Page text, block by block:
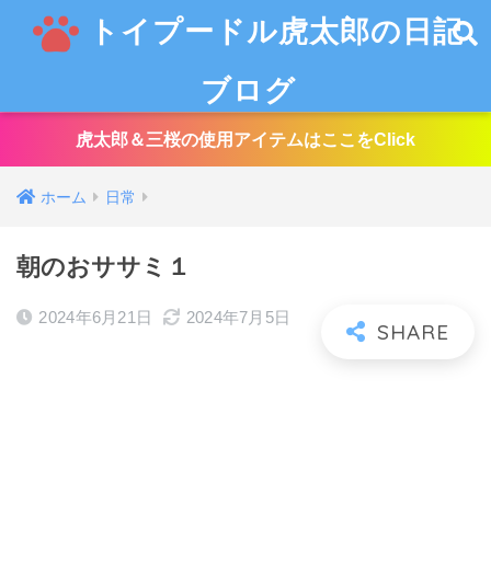
トイプードル虎太郎の日記
ブログ
虎太郎＆三桜の使用アイテムはここをClick
ホーム 日常
朝のおササミ１
2024年6月21日 2024年7月5日